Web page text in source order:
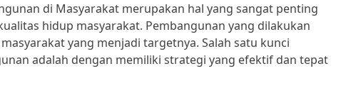
di Masyarakat merupakan hal yang sangat penting
hidup masyarakat. Pembangunan yang dilakukan
yang menjadi targetnya. Salah satu kunci
adalah dengan memiliki strategi yang efektif dan tepat